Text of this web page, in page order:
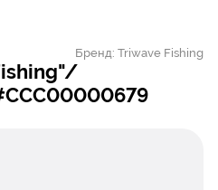
Бренд: Triwave Fishing